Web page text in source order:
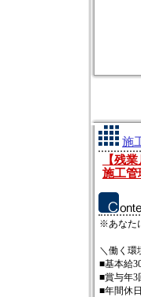
施
【残
施工管
※あなた
＼働く環
■基本給
■賞与年3
■年間休